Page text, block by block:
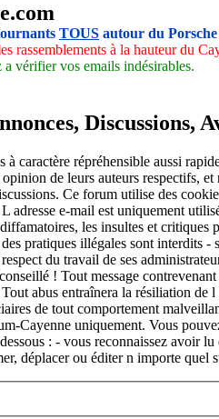
TOUS autour du
rassemblements à la hauteur du
a vérifier vos emails indésirables.
Discussions,
caractère répréhensible aussi
de leurs auteurs respectifs,
Ce forum utilise des
e-mail est uniquement
les insultes et
pratiques illégales sont
du travail de ses
! Tout message
abus entraînera la résiliation
de tout comportement
Cayenne uniquement. Vous
: - vous reconnaissez avoir
déplacer ou éditer n importe quel